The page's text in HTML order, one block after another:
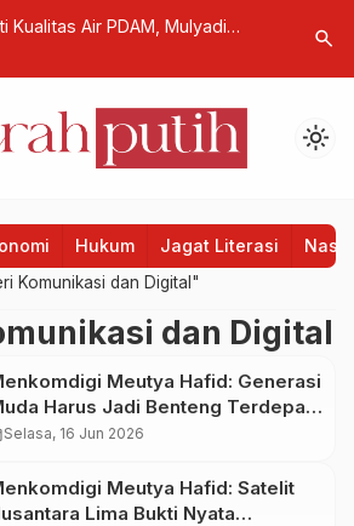
Kualitas Air PDAM, Mulyadi
Air Minum
search
light_mode
Hukum Jagat Literasi
Komunikasi dan Digital"
dan Digital
Meutya Hafid: Generasi
Harus Jadi Benteng Terdepan
Kejahatan Digital
Selasa, 16 Jun 2026
Meutya Hafid: Satelit
Lima Bukti Nyata